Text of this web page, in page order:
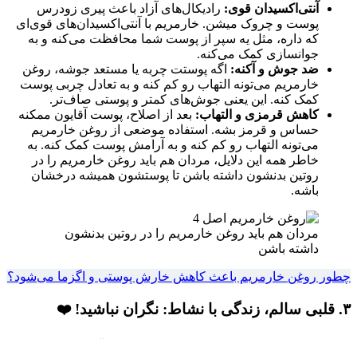
آنتی‌اکسیدان قوی: رادیکال‌های آزاد باعث پیری زودرس
پوست و چروک میشن. خارمریم با آنتی‌اکسیدان‌های قوی‌ای
که داره، مثل یه سپر از پوست شما محافظت می‌کنه و به
جوانسازی کمک می‌کنه.
ضد جوش و آکنه: اگه پوستت چربه یا مستعد جوشه، روغن
خارمریم می‌تونه التهاب رو کم کنه و به تعادل چربی پوست
کمک کنه. این یعنی جوش‌های کمتر و پوستی صاف‌تر.
کاهش قرمزی و التهاب: بعد از اصلاح، پوست آقایون ممکنه
حساس و قرمز بشه. استفاده موضعی از روغن خارمریم
می‌تونه التهاب رو کم کنه و به آرامش پوست کمک کنه. به
خاطر همه این دلایل، مردان هم باید روغن خارمریم را در
روتین بدنشون داشته باشن تا پوستشون همیشه درخشان
باشه.
مردان هم باید روغن خارمریم را در روتین بدنشون
داشته باشن
چطور روغن خارمریم باعث کاهش خارش پوستی و اگزما می‌شود؟
۳. قلبی سالم، زندگی با نشاط: نگران نباشید! ❤️